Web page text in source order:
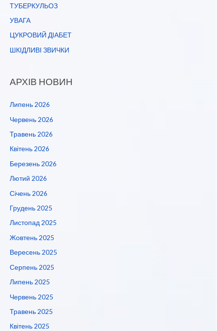
ТУБЕРКУЛЬОЗ
УВАГА
ЦУКРОВИЙ ДІАБЕТ
ШКІДЛИВІ ЗВИЧКИ
АРХІВ НОВИН
Липень 2026
Червень 2026
Травень 2026
Квітень 2026
Березень 2026
Лютий 2026
Січень 2026
Грудень 2025
Листопад 2025
Жовтень 2025
Вересень 2025
Серпень 2025
Липень 2025
Червень 2025
Травень 2025
Квітень 2025